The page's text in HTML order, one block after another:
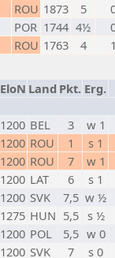
ROU 1873 5
POR 1744 4½
ROU 1763 4
EloN Land Pkt. Erg.
1200 BEL 3
w 1
1200 ROU 1
s 1
1200 ROU 7
w 1
1200 LAT 6
s 1
1200 SVK 7,5 w ½
1275 HUN 5,5 s ½
1200 POL 5,5 w 0
1200 SVK 7
s 0